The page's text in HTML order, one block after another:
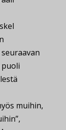
puoli
muihin,